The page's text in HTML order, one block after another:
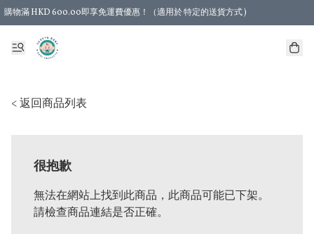
購物滿 HKD 600.00即享免運費優惠！（適用於 特定的送貨方式 )
< 返回商品列表
很抱歉
無法在網站上找到此商品，此商品可能已下架。
請檢查商品連結是否正確。